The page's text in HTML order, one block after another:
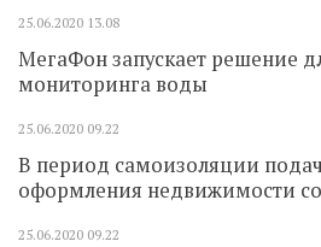
25.06.2020 13.08
МегаФон запускает решение
мониторинга воды
25.06.2020 09.22
В период самоизоляции
оформления недвижимости
25.06.2020 09.22